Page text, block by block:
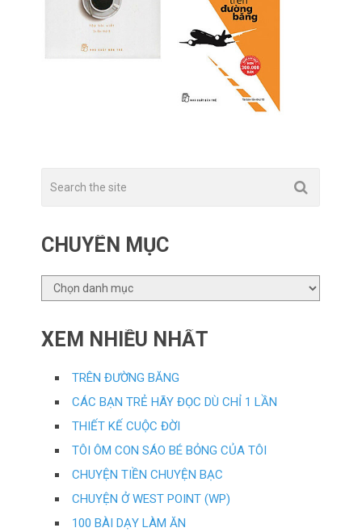
CHUYÊN MỤC
CHUYÊN
MỤC
XEM NHIỀU NHẤT
TRÊN ĐƯỜNG BĂNG
CÁC BẠN TRẺ HÃY ĐỌC DÙ CHỈ 1 LẦN
THIẾT KẾ CUỘC ĐỜI
TÔI ÔM CON SÁO BÉ BỎNG CỦA TÔI
CHUYỆN TIỀN CHUYỆN BẠC
CHUYỆN Ở WEST POINT (WP)
100 BÀI DẠY LÀM ĂN